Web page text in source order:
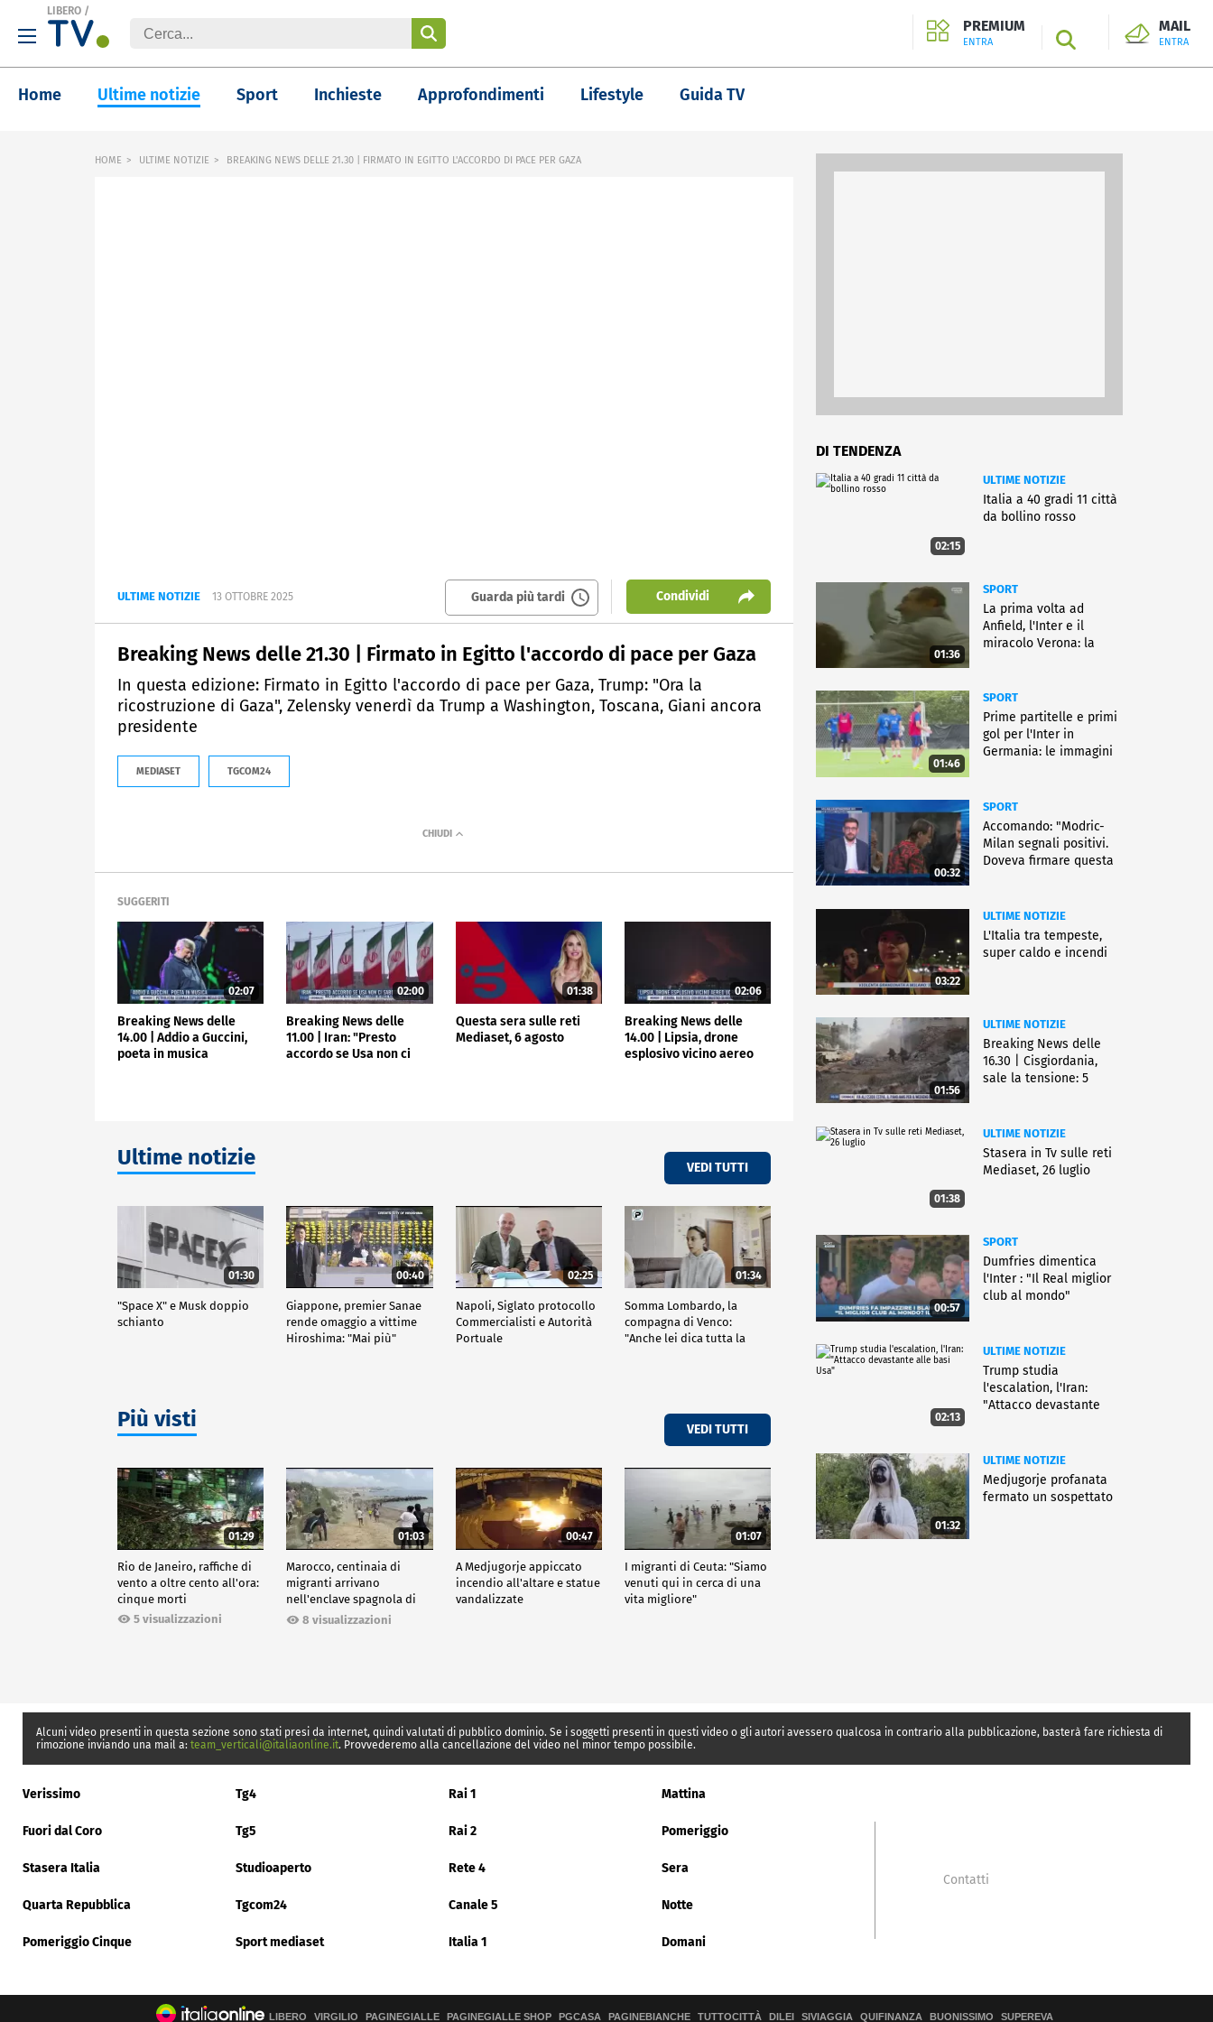
LIBERO /
PREMIUM
ENTRA SEARCH
MAIL
ENTRA
Home Ultime notizie Sport Inchieste Approfondimenti Lifestyle Guida TV
HOME ULTIME NOTIZIE BREAKING NEWS DELLE 21.30 | FIRMATO IN EGITTO L'ACCORDO DI PACE PER GAZA
ULTIME NOTIZIE 13 OTTOBRE 2025 Guarda più tardi Condividi
Breaking News delle 21.30 | Firmato in Egitto l'accordo di pace per Gaza
In questa edizione: Firmato in Egitto l'accordo di pace per Gaza, Trump: "Ora la
ricostruzione di Gaza", Zelensky venerdì da Trump a Washington, Toscana, Giani ancora
presidente
MEDIASET TGCOM24
SUGGERITI
02:07
Breaking News delle
14.00 | Addio a Guccini,
poeta in musica
02:00
Breaking News delle
11.00 | Iran: "Presto
accordo se Usa non ci
01:38
Questa sera sulle reti
Mediaset, 6 agosto
02:06
Breaking News delle
14.00 | Lipsia, drone
esplosivo vicino aereo
Ultime notizie VEDI TUTTI
01:30
"Space X" e Musk doppio
schianto
00:40
Giappone, premier Sanae
rende omaggio a vittime
Hiroshima: "Mai più"
02:25
Napoli, Siglato protocollo
Commercialisti e Autorità
Portuale
01:34
Somma Lombardo, la
compagna di Venco:
"Anche lei dica tutta la
Più visti VEDI TUTTI
01:29
Rio de Janeiro, raffiche di
vento a oltre cento all'ora:
cinque morti
5 visualizzazioni
01:03
Marocco, centinaia di
migranti arrivano
nell'enclave spagnola di
Ceuta8 visualizzazioni
00:47
A Medjugorje appiccato
incendio all'altare e statue
vandalizzate
01:07
I migranti di Ceuta: "Siamo
venuti qui in cerca di una
vita migliore"
DI TENDENZA
02:15
ULTIME NOTIZIE
Italia a 40 gradi 11 città
da bollino rosso
01:36
SPORT
La prima volta ad
Anfield, l'Inter e il
miracolo Verona: la
01:46
SPORT
Prime partitelle e primi
gol per l'Inter in
Germania: le immagini
00:32
SPORT
Accomando: "Modric-
Milan segnali positivi.
Doveva firmare questa
03:22
ULTIME NOTIZIE
L'Italia tra tempeste,
super caldo e incendi
01:56
ULTIME NOTIZIE
Breaking News delle
16.30 | Cisgiordania,
sale la tensione: 5
01:38
ULTIME NOTIZIE
Stasera in Tv sulle reti
Mediaset, 26 luglio
00:57
SPORT
Dumfries dimentica
l'Inter : "Il Real miglior
club al mondo"
02:13
ULTIME NOTIZIE
Trump studia
l'escalation, l'Iran:
"Attacco devastante
01:32
ULTIME NOTIZIE
Medjugorje profanata
fermato un sospettato
Alcuni video presenti in questa sezione sono stati presi da internet, quindi valutati di pubblico dominio. Se i soggetti presenti in questi video o gli autori avessero qualcosa in contrario alla pubblicazione, basterà fare richiesta di
rimozione inviando una mail a: team_verticali@italiaonline.it. Provvederemo alla cancellazione del video nel minor tempo possibile.
Verissimo Tg4 Rai 1 Mattina
Fuori dal Coro Tg5 Rai 2 Pomeriggio
Stasera Italia Studioaperto Rete 4 Sera
Quarta Repubblica Tgcom24 Canale 5 Notte
Pomeriggio Cinque Sport mediaset Italia 1 Domani
Contatti
LIBERO VIRGILIO PAGINEGIALLE PAGINEGIALLE SHOP PGCASA PAGINEBIANCHE TUTTOCITTÀ DILEI SIVIAGGIA QUIFINANZA BUONISSIMO SUPEREVA